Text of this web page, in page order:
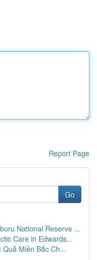
Report Page
Go
National Reserve ...
Care in Edwards...
Miền Bắc Ch...